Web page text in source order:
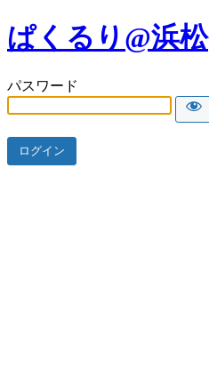
ぱくるり@浜松
パスワード